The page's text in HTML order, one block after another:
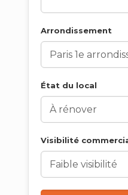
Arrondissement
État du local
Visibilité